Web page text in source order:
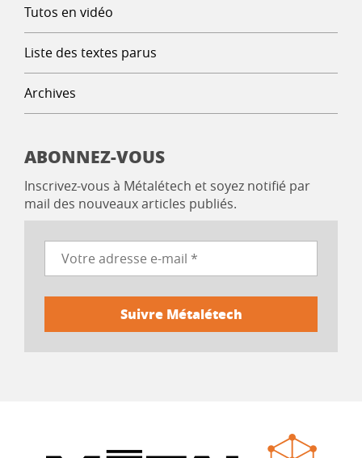
Tutos en vidéo
Liste des textes parus
Archives
ABONNEZ-VOUS
Inscrivez-vous à Métalétech et soyez notifié par
mail des nouveaux articles publiés.